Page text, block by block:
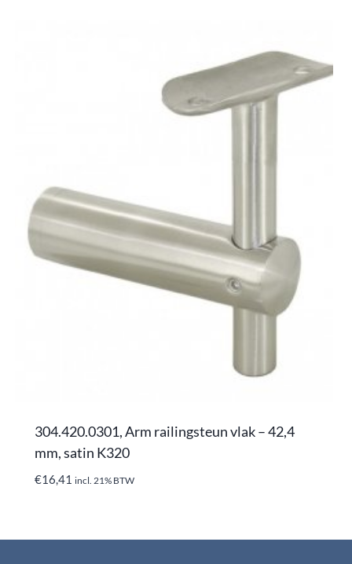
304.420.0301, Arm railingsteun vlak – 42,4
mm, satin K320
€16,41 incl. 21% BTW